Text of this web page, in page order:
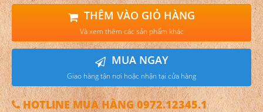
THÊM VÀO GIỎ HÀNG
Và xem thêm các sản phẩm khác
MUA NGAY
Giao hàng tận nơi hoặc nhận tại cửa hàng
HOTLINE MUA HÀNG 0972.12345.1